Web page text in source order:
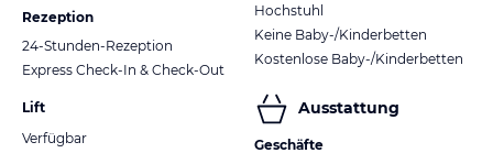
Rezeption
24-Stunden-Rezeption
Express Check-In & Check-Out
Lift
Verfügbar
Hochstuhl
Keine Baby-/Kinderbetten
Kostenlose Baby-/Kinderbetten
Ausstattung
Geschäfte